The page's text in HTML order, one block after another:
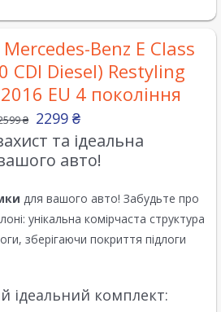
Benz E Class
CDI Diesel) Restyling
EU 4 покоління
₴ 2299 ₴
та ідеальна
авто!
для вашого авто! Забудьте про
унікальна комірчаста структура
зберігаючи покриття підлоги
ідеальний комплект: